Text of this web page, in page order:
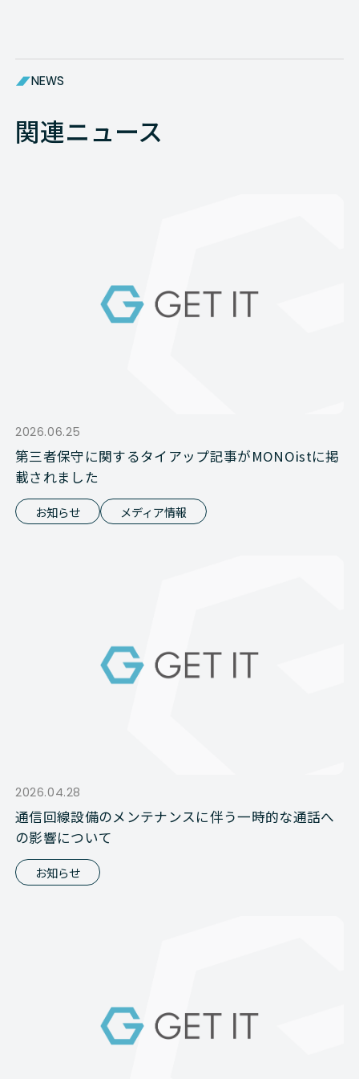
NEWS
関連ニュース
2026.06.25
第三者保守に関するタイアップ記事がMONOistに掲
載されました
お知らせ メディア情報
2026.04.28
通信回線設備のメンテナンスに伴う一時的な通話へ
の影響について
お知らせ